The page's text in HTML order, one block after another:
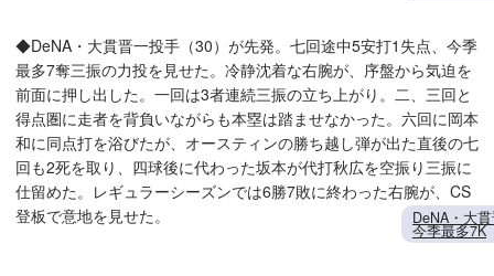
◆DeNA・大貫晋一投手（30）が先発。七回途中5安打1失点、今季
最多7奪三振の力投を見せた。冷静沈着な右腕が、序盤から気迫を
前面に押し出した。一回は3者連続三振の立ち上がり。二、三回と
得点圏に走者を背負いながらも本塁は踏ませなかった。六回に岡本
和に同点打を浴びたが、オースティンの勝ち越し弾が出た直後の七
回も2死を取り、四球後に代わった坂本が代打秋広を空振り三振に
仕留めた。レギュラーシーズンでは6勝7敗に終わった右腕が、CS
登板で意地を見せた。
DeNA・大
今季最多7K